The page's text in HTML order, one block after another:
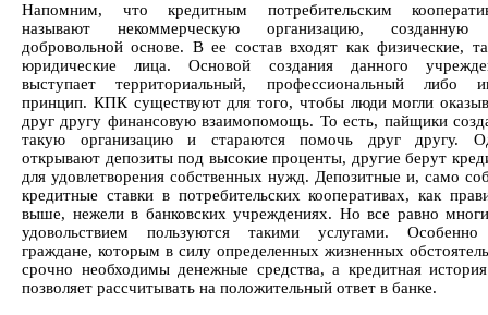
Напомним, что кредитным потребительским
называют некоммерческую организацию,
добровольной основе. В ее состав входят как физические,
юридические лица. Основой создания данного
выступает территориальный, профессиональный либо
принцип. КПК существуют для того, чтобы люди могли
друг другу финансовую взаимопомощь. То есть, пайщики
такую организацию и стараются помочь друг другу.
открывают депозиты под высокие проценты, другие берут
для удовлетворения собственных нужд. Депозитные и, само
кредитные ставки в потребительских кооперативах, как
выше, нежели в банковских учреждениях. Но все равно
удовольствием пользуются такими услугами.
граждане, которым в силу определенных жизненных
срочно необходимы денежные средства, а кредитная
позволяет рассчитывать на положительный ответ в банке.